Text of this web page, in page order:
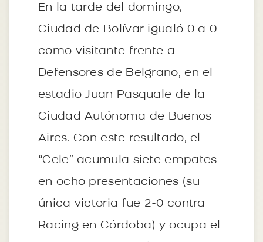
En la tarde del domingo,
Ciudad de Bolívar igualó 0 a 0
como visitante frente a
Defensores de Belgrano, en el
estadio Juan Pasquale de la
Ciudad Autónoma de Buenos
Aires. Con este resultado, el
“Cele” acumula siete empates
en ocho presentaciones (su
única victoria fue 2-0 contra
Racing en Córdoba) y ocupa el